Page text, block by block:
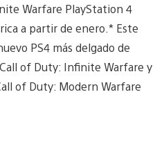
Warfare PlayStation 4
a partir de enero.* Este
PS4 más delgado de
of Duty: Infinite Warfare y
of Duty: Modern Warfare